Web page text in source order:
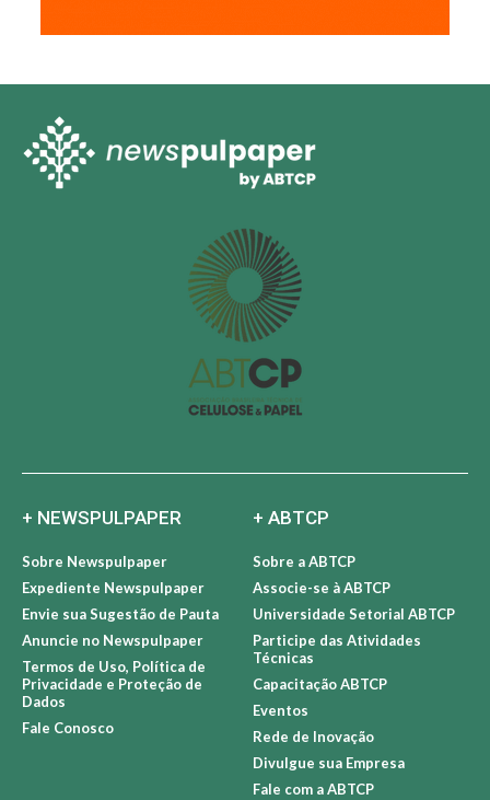
+ NEWSPULPAPER
Sobre Newspulpaper
Expediente Newspulpaper
Envie sua Sugestão de Pauta
Anuncie no Newspulpaper
Termos de Uso, Política de
Privacidade e Proteção de
Dados
Fale Conosco
+ ABTCP
Sobre a ABTCP
Associe-se à ABTCP
Universidade Setorial ABTCP
Participe das Atividades
Técnicas
Capacitação ABTCP
Eventos
Rede de Inovação
Divulgue sua Empresa
Fale com a ABTCP